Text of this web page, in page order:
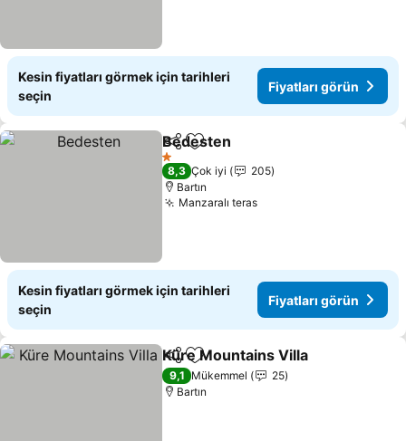
Kesin fiyatları görmek için tarihleri
seçin
Fiyatları görün
PaylaşFavorilerime ekle
Bedesten
1 Yıldız
8,3 Çok iyi
205
Bartın
Manzaralı terasFiyatları görün
Kesin fiyatları görmek için tarihleri
seçin
Fiyatları görün
PaylaşFavorilerime ekle
Küre Mountains Villa
9,1 Mükemmel
25
Bartın